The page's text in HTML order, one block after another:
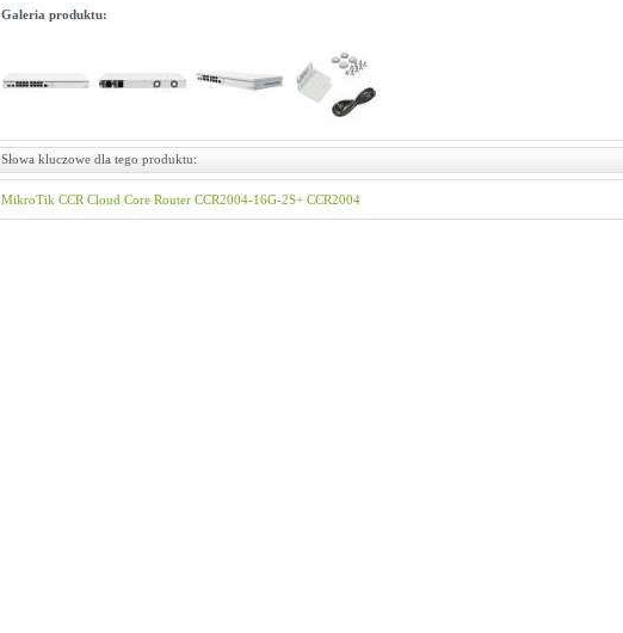
Galeria produktu:
Słowa kluczowe dla tego produktu:
MikroTik CCR Cloud Core Router CCR2004-16G-2S+ CCR2004